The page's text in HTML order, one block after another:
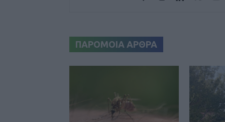
ΠΑΡΟΜΟΙΑ ΑΡΘΡΑ